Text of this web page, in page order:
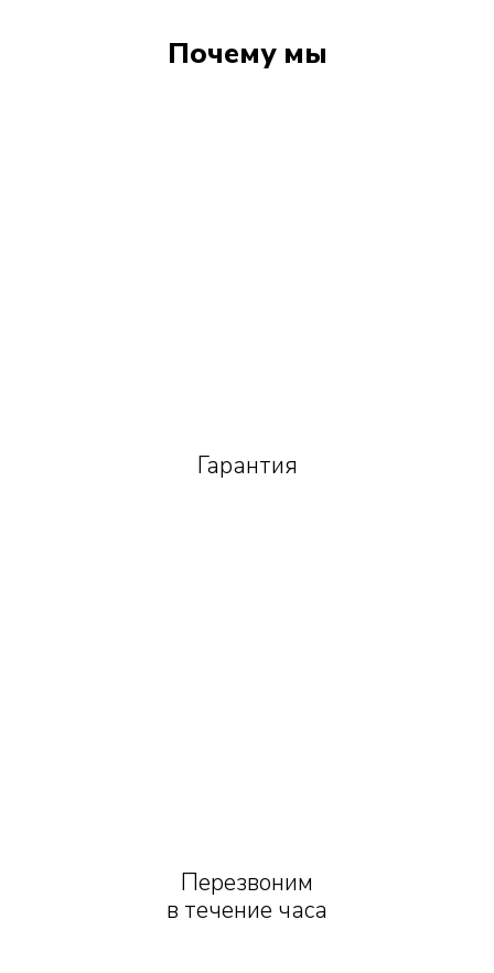
Почему мы
Гарантия
Перезвоним
в течение часа